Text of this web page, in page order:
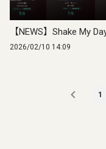
2026/02/10 14:09
1